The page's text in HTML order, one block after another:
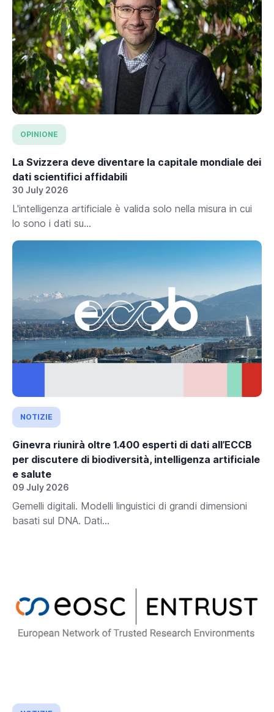
OPINIONE
La Svizzera deve diventare la capitale mondiale dei
dati scientifici affidabili
30 July 2026
L'intelligenza artificiale è valida solo nella misura in cui
lo sono i dati su...
NOTIZIE
Ginevra riunirà oltre 1.400 esperti di dati all’ECCB
per discutere di biodiversità, intelligenza artificiale
e salute
09 July 2026
Gemelli digitali. Modelli linguistici di grandi dimensioni
basati sul DNA. Dati...